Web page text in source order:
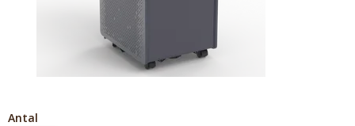
Antal